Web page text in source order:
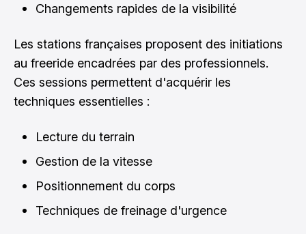
Changements rapides de la visibilité
Les stations françaises proposent des initiations
au freeride encadrées par des professionnels.
Ces sessions permettent d'acquérir les
techniques essentielles :
Lecture du terrain
Gestion de la vitesse
Positionnement du corps
Techniques de freinage d'urgence